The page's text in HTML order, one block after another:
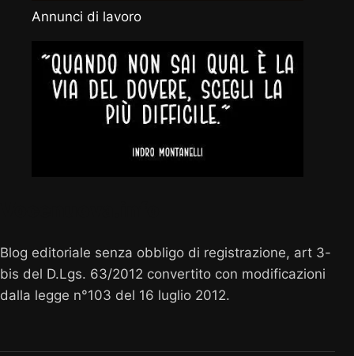
Annunci di lavoro
Blog editoriale senza obbligo di registrazione, art 3-
bis del D.Lgs. 63/2012 convertito con modificazioni
dalla legge n°103 del 16 luglio 2012.